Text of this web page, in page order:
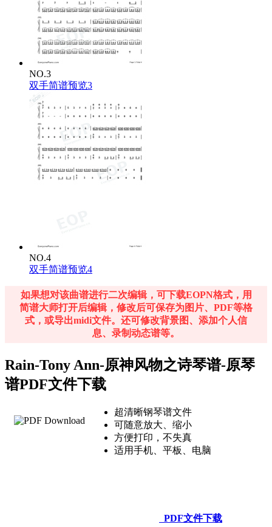
NO.3
双手简谱预览3
NO.4
双手简谱预览4
如果想对该曲谱进行二次编辑，可下载EOPN格式，用
简谱大师打开后编辑，修改后可保存为图片、PDF等格
式，或导出midi文件。还可修改背景图、添加个人信
息、录制动态谱等。
Rain-Tony Ann-原神风物之诗琴谱-原琴
谱PDF文件下载
超清晰钢琴谱文件
可随意放大、缩小
方便打印，不失真
适用手机、平板、电脑
PDF文件下载